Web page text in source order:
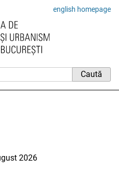
english homepage
2026